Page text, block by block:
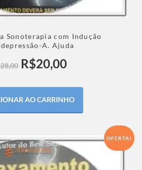
Sonoterapia com Indução
A. Ajuda
28,00 R$20,00
AO CARRINHO
OFERTA!